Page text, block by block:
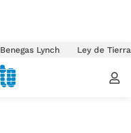
Benegas Lynch Ley de